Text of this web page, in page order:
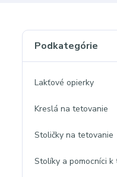
Podkategórie
Lakťové opierky
Kreslá na tetovanie
Stoličky na tetovanie
Stolíky a pomocníci k